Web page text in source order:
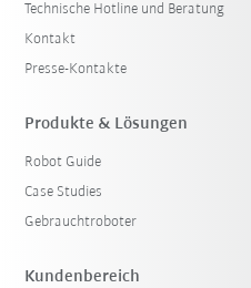
Technische Hotline und Beratung
Kontakt
Presse-Kontakte
Produkte & Lösungen
Robot Guide
Case Studies
Gebrauchtroboter
Kundenbereich